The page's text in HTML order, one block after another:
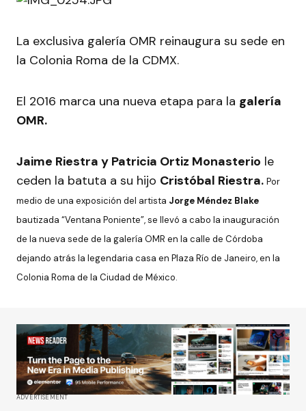
La exclusiva galería OMR reinaugura su sede en
la Colonia Roma de la CDMX.
El 2016 marca una nueva etapa para la galería
OMR.
Jaime Riestra y Patricia Ortiz Monasterio le
ceden la batuta a su hijo Cristóbal Riestra. Por
medio de una exposición del artista Jorge Méndez Blake
bautizada “Ventana Poniente”, se llevó a cabo la inauguración
de la nueva sede de la galería OMR en la calle de Córdoba
dejando atrás la legendaria casa en Plaza Río de Janeiro, en la
Colonia Roma de la Ciudad de México.
ADVERTISEMENT